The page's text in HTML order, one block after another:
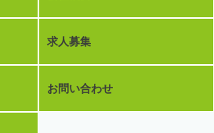
求人募集
お問い合わせ